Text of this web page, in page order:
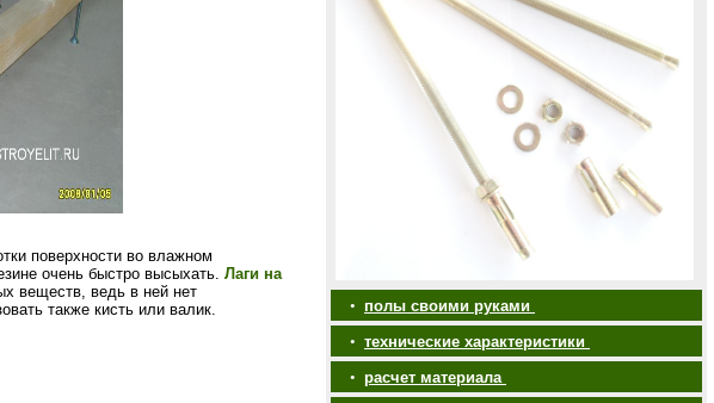
поверхности во влажном
очень быстро высыхать. Лаги на
веществ, ведь в ней нет
также кисть или валик.
• полы своими руками
• технические характеристики
• расчет материала